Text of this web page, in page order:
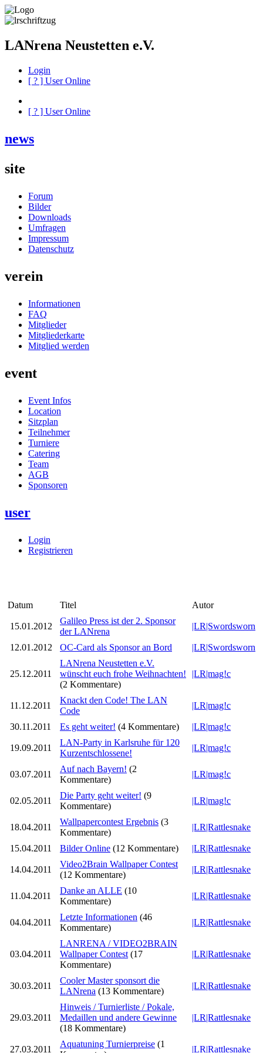
LANrena Neustetten e.V.
Login
[ ? ] User Online
[ ? ] User Online
news
site
Forum
Bilder
Downloads
Umfragen
Impressum
Datenschutz
verein
Informationen
FAQ
Mitglieder
Mitgliederkarte
Mitglied werden
event
Event Infos
Location
Sitzplan
Teilnehmer
Turniere
Catering
Team
AGB
Sponsoren
user
Login
Registrieren
Datum Titel Autor
15.01.2012
Galileo Press ist der 2. Sponsor
der LANrena
|LR|Swordsworn
12.01.2012 OC-Card als Sponsor an Bord |LR|Swordsworn
25.12.2011
LANrena Neustetten e.V.
wünscht euch frohe Weihnachten!
(2 Kommentare)
|LR|mag!c
11.12.2011
Knackt den Code! The LAN
Code
|LR|mag!c
30.11.2011 Es geht weiter! (4 Kommentare) |LR|mag!c
19.09.2011
LAN-Party in Karlsruhe für 120
Kurzentschlossene!
|LR|mag!c
03.07.2011
Auf nach Bayern! (2
Kommentare)
|LR|mag!c
02.05.2011
Die Party geht weiter! (9
Kommentare)
|LR|mag!c
18.04.2011
Wallpapercontest Ergebnis (3
Kommentare)
|LR|Rattlesnake
15.04.2011 Bilder Online (12 Kommentare) |LR|Rattlesnake
14.04.2011
Video2Brain Wallpaper Contest
(12 Kommentare)
|LR|Rattlesnake
11.04.2011
Danke an ALLE (10
Kommentare)
|LR|Rattlesnake
04.04.2011
Letzte Informationen (46
Kommentare)
|LR|Rattlesnake
03.04.2011
LANRENA / VIDEO2BRAIN
Wallpaper Contest (17
Kommentare)
|LR|Rattlesnake
30.03.2011
Cooler Master sponsort die
LANrena (13 Kommentare)
|LR|Rattlesnake
29.03.2011
Hinweis / Turnierliste / Pokale,
Medaillen und andere Gewinne
(18 Kommentare)
|LR|Rattlesnake
27.03.2011
Aquatuning Turnierpreise (1
|LR|Rattlesnake